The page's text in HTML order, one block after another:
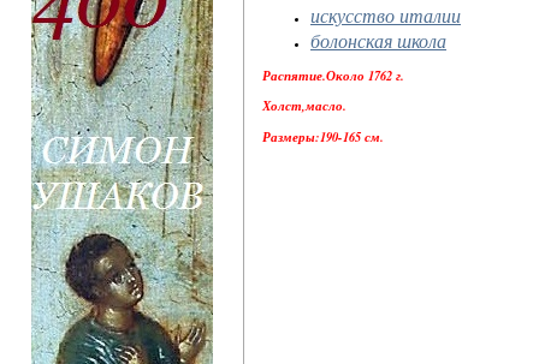
искусство италии
болонская школа
Распятие.Около 1762 г.
Холст,масло.
Размеры:190-165 см.